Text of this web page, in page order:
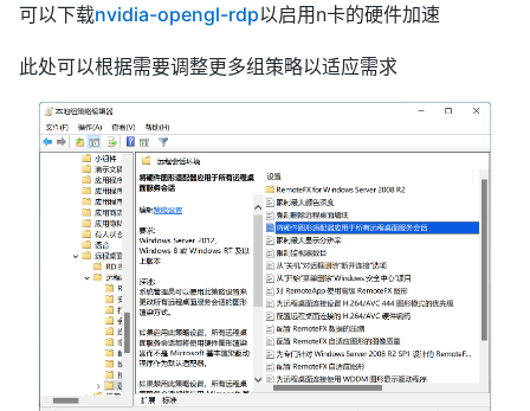
可以下载nvidia-opengl-rdp以启用n卡的硬件加速
此处可以根据需要调整更多组策略以适应需求